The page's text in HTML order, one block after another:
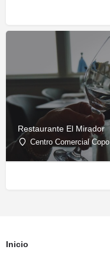
Restaurante El Mirador
Centro Comercial Copo
Inicio